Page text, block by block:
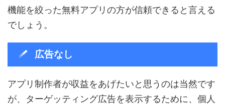
機能を絞った無料アプリの方が信頼できると言える
でしょう。
広告なし
アプリ制作者が収益をあげたいと思うのは当然です
が、ターゲッティング広告を表示するために、個人